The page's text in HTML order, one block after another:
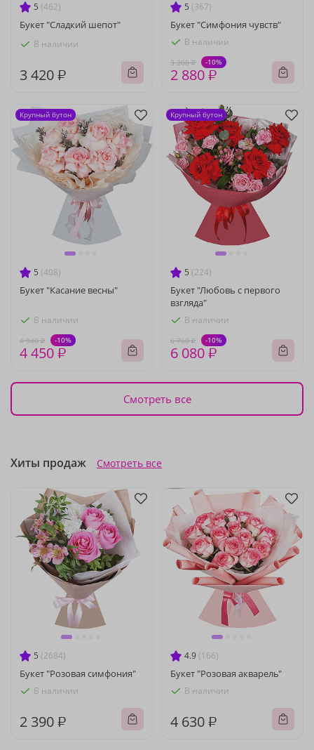
5 (462)
Букет "Сладкий шепот"
В наличии
3 420 ₽
5 (367)
Букет "Симфония чувств"
В наличии
3 200 ₽ -10%
2 880 ₽
5 (408)
Букет "Касание весны"
В наличии
4 940 ₽ -10%
4 450 ₽
Крупный бутон
5 (224)
Букет "Любовь с первого
взгляда"
В наличии
6 760 ₽ -10%
6 080 ₽
Крупный бутон
Смотреть все
Хиты продаж Смотреть все
5 (2684)
Букет "Розовая симфония"
В наличии
2 390 ₽
4.9 (166)
Букет "Розовая акварель"
В наличии
4 630 ₽